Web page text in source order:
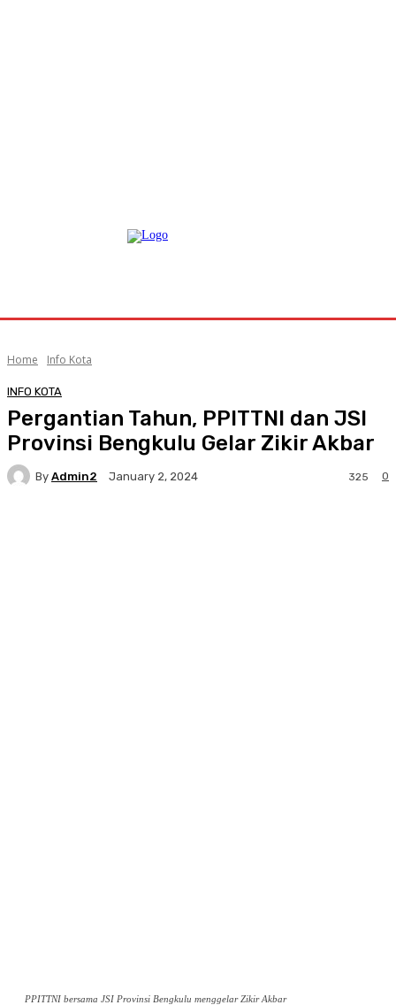
Home Info Kota
INFO KOTA
Pergantian Tahun, PPITTNI dan JSI
Provinsi Bengkulu Gelar Zikir Akbar
By Admin2 January 2, 2024 0
325
PPITTNI bersama JSI Provinsi Bengkulu menggelar Zikir Akbar